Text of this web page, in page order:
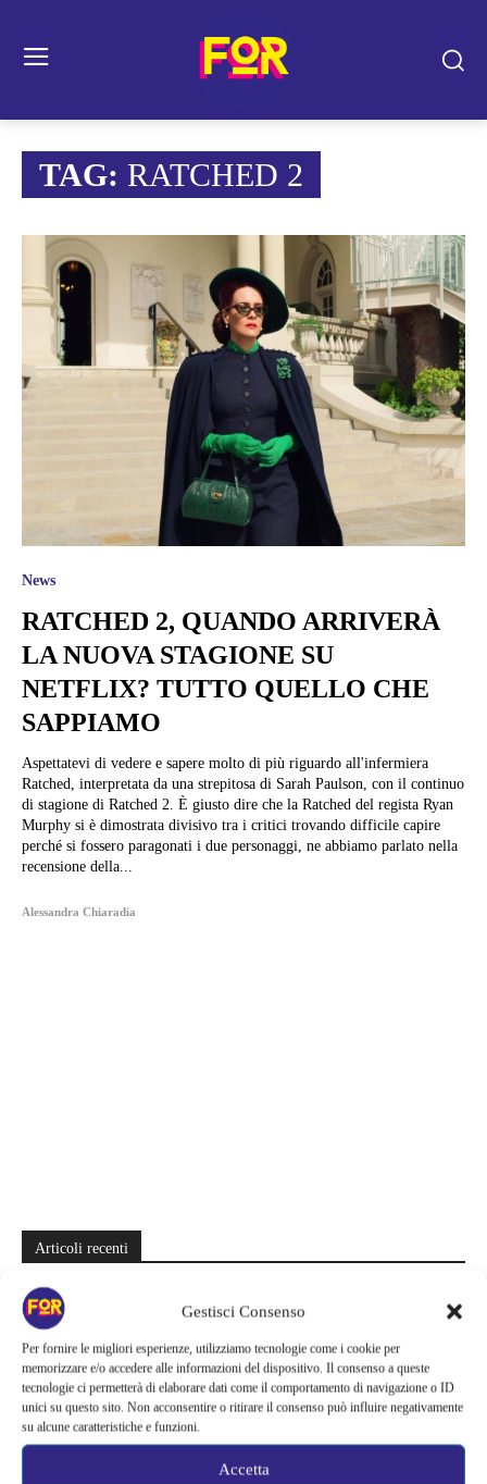
Gestisci Consenso
Per fornire le migliori esperienze, utilizziamo tecnologie come i cookie per
memorizzare e/o accedere alle informazioni del dispositivo. Il consenso a queste
tecnologie ci permetterà di elaborare dati come il comportamento di navigazione o ID
unici su questo sito. Non acconsentire o ritirare il consenso può influire negativamente
su alcune caratteristiche e funzioni.
Accetta
TAG: RATCHED 2
News
RATCHED 2, QUANDO ARRIVERÀ
LA NUOVA STAGIONE SU
NETFLIX? TUTTO QUELLO CHE
SAPPIAMO
Aspettatevi di vedere e sapere molto di più riguardo all'infermiera
Ratched, interpretata da una strepitosa di Sarah Paulson, con il continuo
di stagione di Ratched 2. È giusto dire che la Ratched del regista Ryan
Murphy si è dimostrata divisivo tra i critici trovando difficile capire
perché si fossero paragonati i due personaggi, ne abbiamo parlato nella
recensione della...
Alessandra Chiaradia
Articoli recenti
Barbie 2 rischia di saltare | Warner Bros. ha pochi mesi per trovare un
accordo: il dubbio che divide Hollywood
La bocca del diavolo arriva su Prime Video, squali e claustrofobia nel
nuovo survival horror: una vacanza diventa una trappola
La paura dell’altezza torna al cinema | Il sequel di Fall cambia
scenario: una nuova sfida senza via di fuga